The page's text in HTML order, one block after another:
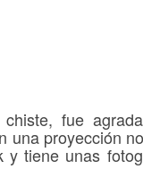
fue
una proyección
y tiene unas